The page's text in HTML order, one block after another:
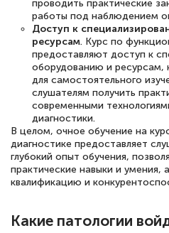
10 марта 2026
Оставила заявку на
быстро ответили,
Обучение
количество
пособий и учебников
прохождения курса,
аттестации, проблем
каком этапе…
проводить практические
работы под наблюдением
Доступ к
ресурсам. Курс по
предоставляют доступ к
оборудованию и ресурсам,
для самостоятельного
слушателям получить
современными
диагностики.
В целом, очное обучение на
диагностике предоставляет
глубокий опыт обучения,
практические навыки и умения,
квалификацию и
Какие патологии